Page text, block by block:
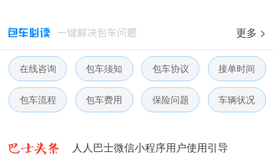
更多 >
在线咨询 包车须知 包车协议 接单时间
包车流程 包车费用 保险问题 车辆状况
人人巴士春节放假通知-杭州包车网
人人巴士电话包车5月数据榜
人人巴士微信小程序用户使用引导